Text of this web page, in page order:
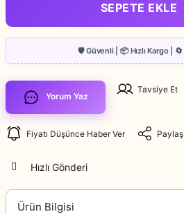
SEPETE EKLE
Yorum Yaz
Tavsiye Et
Fiyatı Düşünce Haber Ver Paylaş
Hızlı Gönderi
Ürün Bilgisi